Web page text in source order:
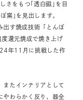
さをもつ｢透白磁｣を目
窯｣を見出します。
出す焼成技術「とんぼ
還元焼成で焼き上げ
年11月に挑戦した作
またインテリアとして
やわらかく反り、器全